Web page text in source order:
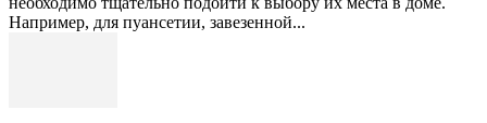
Например, для пуансетии, завезенной...